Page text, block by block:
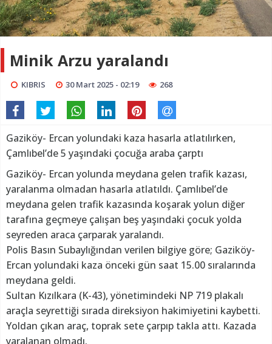
Minik Arzu yaralandı
KIBRIS 30 Mart 2025 - 02:19 268
Gaziköy- Ercan yolundaki kaza hasarla atlatılırken,
Çamlıbel’de 5 yaşındaki çocuğa araba çarptı
Gaziköy- Ercan yolunda meydana gelen trafik kazası,
yaralanma olmadan hasarla atlatıldı. Çamlıbel’de
meydana gelen trafik kazasında koşarak yolun diğer
tarafına geçmeye çalışan beş yaşındaki çocuk yolda
seyreden araca çarparak yaralandı.
Polis Basın Subaylığından verilen bilgiye göre; Gaziköy-
Ercan yolundaki kaza önceki gün saat 15.00 sıralarında
meydana geldi.
Sultan Kızılkara (K-43), yönetimindeki NP 719 plakalı
araçla seyrettiği sırada direksiyon hakimiyetini kaybetti.
Yoldan çıkan araç, toprak sete çarpıp takla attı. Kazada
yaralanan olmadı.